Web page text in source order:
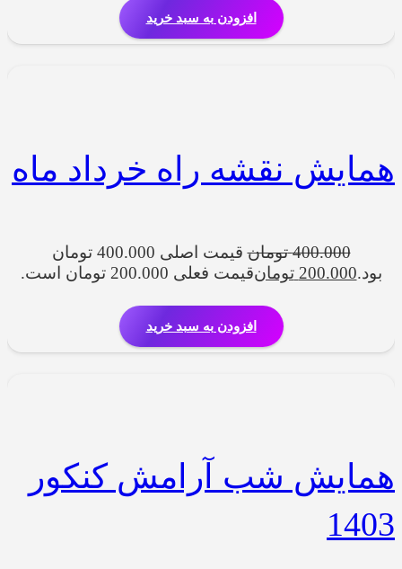
افزودن به سبد خرید
همایش نقشه راه خرداد ماه
400.000 تومان
قیمت اصلی 400.000 تومان
بود.200.000 تومانقیمت فعلی 200.000 تومان است.
افزودن به سبد خرید
همایش شب آرامش کنکور
1403